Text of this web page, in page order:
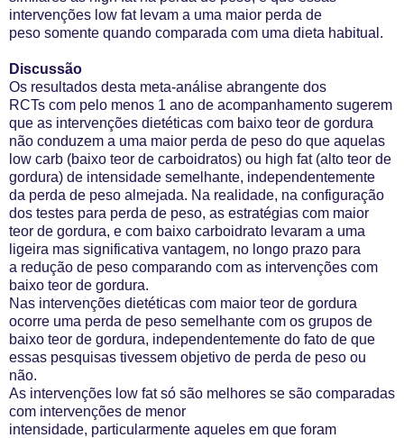
intervenções low fat levam a uma maior perda de
peso somente quando comparada com uma dieta habitual.
Discussão
Os resultados desta meta-análise abrangente dos
RCTs com pelo menos 1 ano de acompanhamento sugerem
que as intervenções dietéticas com baixo teor de gordura
não conduzem a uma maior perda de peso do que aquelas
low carb (baixo teor de carboidratos) ou high fat (alto teor de
gordura) de intensidade semelhante, independentemente
da perda de peso almejada. Na realidade, na configuração
dos testes para perda de peso, as estratégias com maior
teor de gordura, e com baixo carboidrato levaram a uma
ligeira mas significativa vantagem, no longo prazo para
a redução de peso comparando com as intervenções com
baixo teor de gordura.
Nas intervenções dietéticas com maior teor de gordura
ocorre uma perda de peso semelhante com os grupos de
baixo teor de gordura, independentemente do fato de que
essas pesquisas tivessem objetivo de perda de peso ou
não.
As intervenções low fat só são melhores se são comparadas
com intervenções de menor
intensidade, particularmente aqueles em que foram